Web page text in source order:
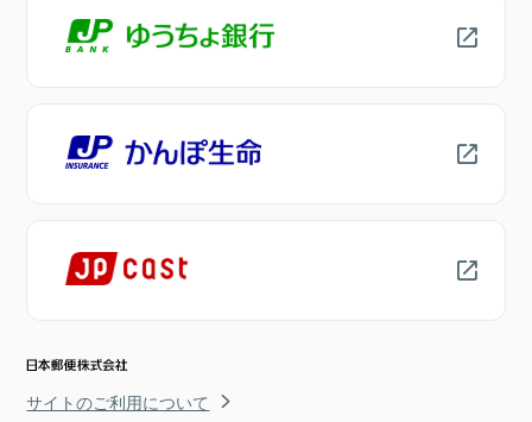
サイトのご利用について